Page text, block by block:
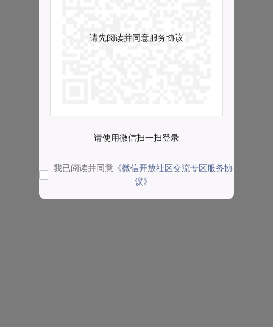
请先阅读并同意服务协议
请使用微信扫一扫登录
我已阅读并同意 《微信开放社区交流专区服务协
议》